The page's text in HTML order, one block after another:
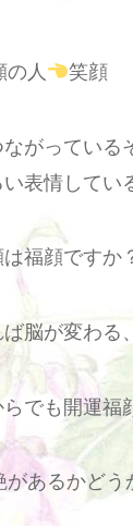
の人 笑顔
がっている
表情してい
福顔ですか
脳が変わる
でも開運福
があるかどう